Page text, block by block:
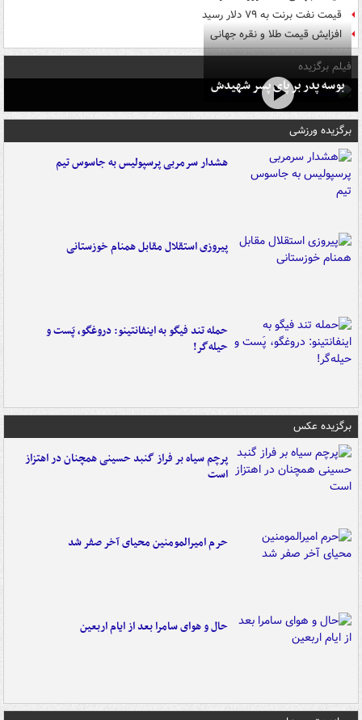
قیمت نفت برنت به ۷۹ دلار رسید
افزایش قیمت طلا و نقره جهانی
فیلم برگزیده
بوسه‌ پدر بر پای پسر شهیدش
برگزیده ورزشی
هشدار سرمربی پرسپولیس به جاسوس تیم
پیروزی استقلال مقابل همنام خوزستانی
حمله تند فیگو به اینفانتینو: دروغگو، پَست‌ و
حیله‌گر!
برگزیده عکس
پرچم سیاه بر فراز گنبد حسینی همچنان در اهتزاز
است
حرم امیرالمومنین محیای آخر صفر شد
حال و هوای سامرا بعد از ایام اربعین